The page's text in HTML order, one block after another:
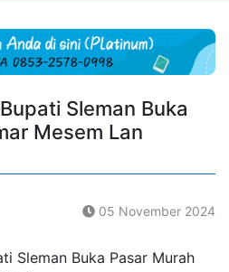
Sleman Buka
Mesem Lan
05 November 2024